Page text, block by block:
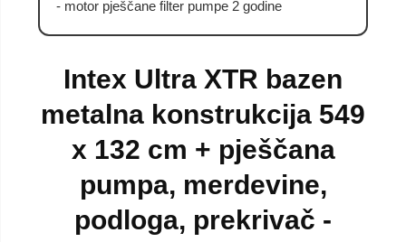
- motor pješčane filter pumpe 2 godine
Intex Ultra XTR bazen
metalna konstrukcija 549
x 132 cm + pješčana
pumpa, merdevine,
podloga, prekrivač -